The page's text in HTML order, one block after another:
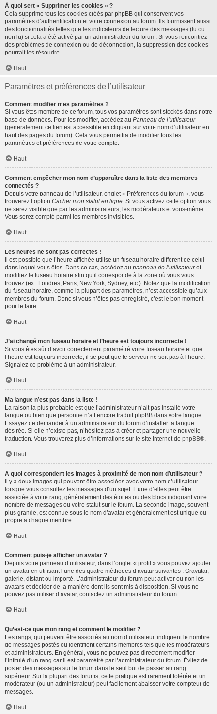
À quoi sert « Supprimer les cookies » ?
Cela supprime tous les cookies créés par phpBB qui conservent vos
paramètres d’authentification et votre connexion au forum. Ils fournissent aussi
des fonctionnalités telles que les indicateurs de lecture des messages (lu ou
non lu) si cela a été activé par un administrateur du forum. Si vous rencontrez
des problèmes de connexion ou de déconnexion, la suppression des cookies
pourrait les résoudre.
Haut
Paramètres et préférences de l’utilisateur
Comment modifier mes paramètres ?
Si vous êtes membre de ce forum, tous vos paramètres sont stockés dans notre
base de données. Pour les modifier, accédez au Panneau de l’utilisateur
(généralement ce lien est accessible en cliquant sur votre nom d’utilisateur en
haut des pages du forum). Cela vous permettra de modifier tous les
paramètres et préférences de votre compte.
Haut
Comment empêcher mon nom d’apparaître dans la liste des membres
connectés ?
Depuis votre panneau de l’utilisateur, onglet « Préférences du forum », vous
trouverez l’option Cacher mon statut en ligne. Si vous activez cette option vous
ne serez visible que par les administrateurs, les modérateurs et vous-même.
Vous serez compté parmi les membres invisibles.
Haut
Les heures ne sont pas correctes !
Il est possible que l’heure affichée utilise un fuseau horaire différent de celui
dans lequel vous êtes. Dans ce cas, accédez au panneau de l’utilisateuret
modifiez le fuseau horaire afin qu’il corresponde à la zone où vous vous
trouvez (ex : Londres, Paris, New York, Sydney, etc.). Notez que la modification
du fuseau horaire, comme la plupart des paramètres, n’est accessible qu’aux
membres du forum. Donc si vous n’êtes pas enregistré, c’est le bon moment
pour le faire.
Haut
J’ai changé mon fuseau horaire et l’heure est toujours incorrecte !
Si vous êtes sûr d’avoir correctement paramétré votre fuseau horaire et que
l’heure est toujours incorrecte, il se peut que le serveur ne soit pas à l’heure.
Signalez ce problème à un administrateur.
Haut
Ma langue n’est pas dans la liste !
La raison la plus probable est que l’administrateur n’ait pas installé votre
langue ou bien que personne n’ait encore traduit phpBB dans votre langue.
Essayez de demander à un administrateur du forum d’installer la langue
désirée. Si elle n’existe pas, n’hésitez pas à créer et partager une nouvelle
traduction. Vous trouverez plus d’informations sur le site Internet de phpBB®.
Haut
A quoi correspondent les images à proximité de mon nom d’utilisateur ?
Il y a deux images qui peuvent être associées avec votre nom d’utilisateur
lorsque vous consultez les messages d’un sujet. L’une d’elles peut être
associée à votre rang, généralement des étoiles ou des blocs indiquant votre
nombre de messages ou votre statut sur le forum. La seconde image, souvent
plus grande, est connue sous le nom d’avatar et généralement est unique ou
propre à chaque membre.
Haut
Comment puis-je afficher un avatar ?
Depuis votre panneau d’utilisateur, dans l’onglet « profil » vous pouvez ajouter
un avatar en utilisant l’une des quatre méthodes d’avatar suivantes : Gravatar,
galerie, distant ou importé. L’administrateur du forum peut activer ou non les
avatars et décider de la manière dont ils sont mis à disposition. Si vous ne
pouvez pas utiliser d’avatar, contactez un administrateur du forum.
Haut
Qu’est-ce que mon rang et comment le modifier ?
Les rangs, qui peuvent être associés au nom d’utilisateur, indiquent le nombre
de messages postés ou identifient certains membres tels que les modérateurs
et administrateurs. En général, vous ne pouvez pas directement modifier
l’intitulé d’un rang car il est paramétré par l’administrateur du forum. Évitez de
poster des messages sur le forum dans le seul but de passer au rang
supérieur. Sur la plupart des forums, cette pratique est rarement tolérée et un
modérateur (ou un administrateur) peut facilement abaisser votre compteur de
messages.
Haut